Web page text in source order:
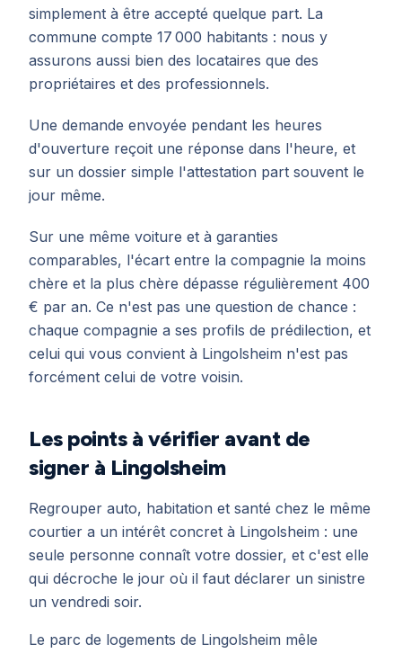
simplement à être accepté quelque part. La
commune compte 17 000 habitants : nous y
assurons aussi bien des locataires que des
propriétaires et des professionnels.
Une demande envoyée pendant les heures
d'ouverture reçoit une réponse dans l'heure, et
sur un dossier simple l'attestation part souvent le
jour même.
Sur une même voiture et à garanties
comparables, l'écart entre la compagnie la moins
chère et la plus chère dépasse régulièrement 400
€ par an. Ce n'est pas une question de chance :
chaque compagnie a ses profils de prédilection, et
celui qui vous convient à Lingolsheim n'est pas
forcément celui de votre voisin.
Les points à vérifier avant de
signer à Lingolsheim
Regrouper auto, habitation et santé chez le même
courtier a un intérêt concret à Lingolsheim : une
seule personne connaît votre dossier, et c'est elle
qui décroche le jour où il faut déclarer un sinistre
un vendredi soir.
Le parc de logements de Lingolsheim mêle